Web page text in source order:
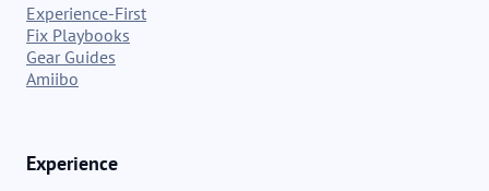
Experience-First
Fix Playbooks
Gear Guides
Amiibo
Experience